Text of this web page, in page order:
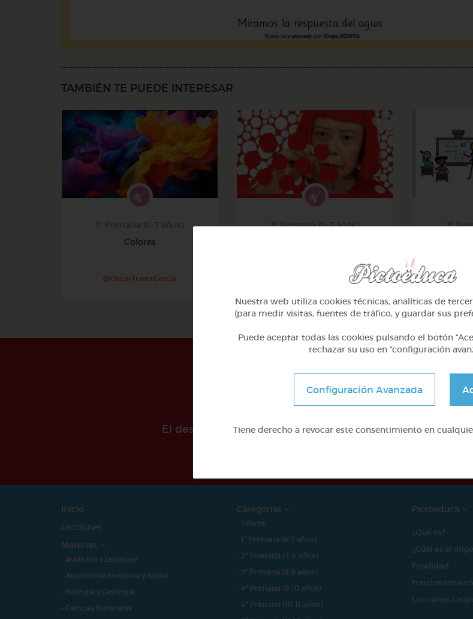
TAMBIÉN TE PUEDE INTERESAR
1º Primaria (6-7 años)
Colores
@OscarTraverGarcia
1º Primaria (6-7 años)
1º
El desarollo de este proyecto ha sido posible gracias al
Inicio
Lecciones
Materias
- Audición y Lenguaje
- Autonomía Personal y Social
- Biología y Geología
- Ciencias Naturales
Categorías
- Infantil
- 1º Primaria (6-7 años)
- 2º Primaria (7-8 años)
- 3º Primaria (8-9 años)
- 4º Primaria (9-10 años)
- 5º Primaria (10-11 años)
Pictoeduca
¿Qué es?
¿Cúal es el
Finalidad
Lecciones
Nuestra web utiliza cookies técnicas, analíticas de
(para medir visitas, fuentes de tráfico, y guardar sus
Puede aceptar todas las cookies pulsando el botón
rechazar su uso en “configuración
Configuración Avanzada
Tiene derecho a revocar este consentimiento en